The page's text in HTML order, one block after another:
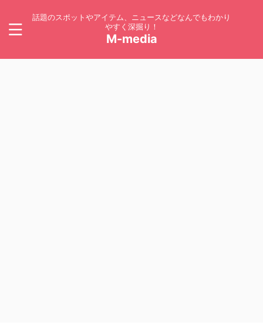
話題のスポットやアイテム、ニュースなどなんでもわかり
やすく深掘り！
M-media